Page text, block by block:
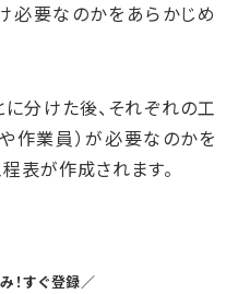
必要なのかをあらかじめ
に分けた後、それぞれの工
作業員）が必要なのかを
表が作成されます。
！すぐ登録／